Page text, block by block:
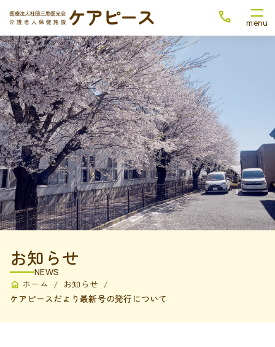
お知らせ
NEWS
ホーム
お知らせ
ケアピースだより最新号の発行について